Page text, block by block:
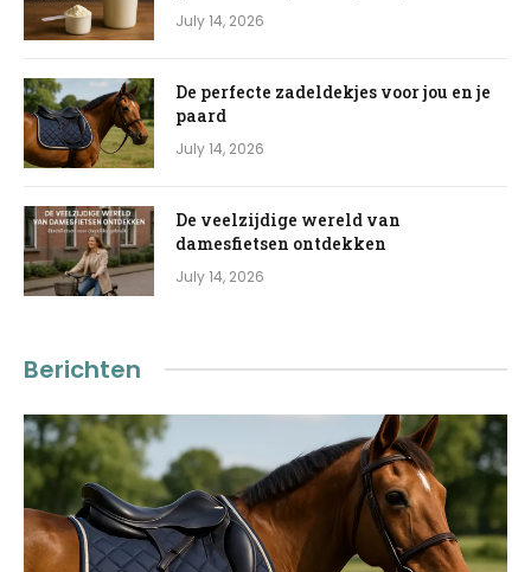
July 14, 2026
De perfecte zadeldekjes voor jou en je
paard
July 14, 2026
De veelzijdige wereld van
damesfietsen ontdekken
July 14, 2026
Berichten